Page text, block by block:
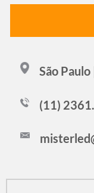
São Paulo
(11)